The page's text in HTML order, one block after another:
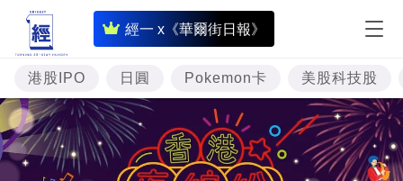
經一 x《華爾街日報》
即
時
財
經
專
題
港股IPO 日圓 Pokemon卡 美股科技股